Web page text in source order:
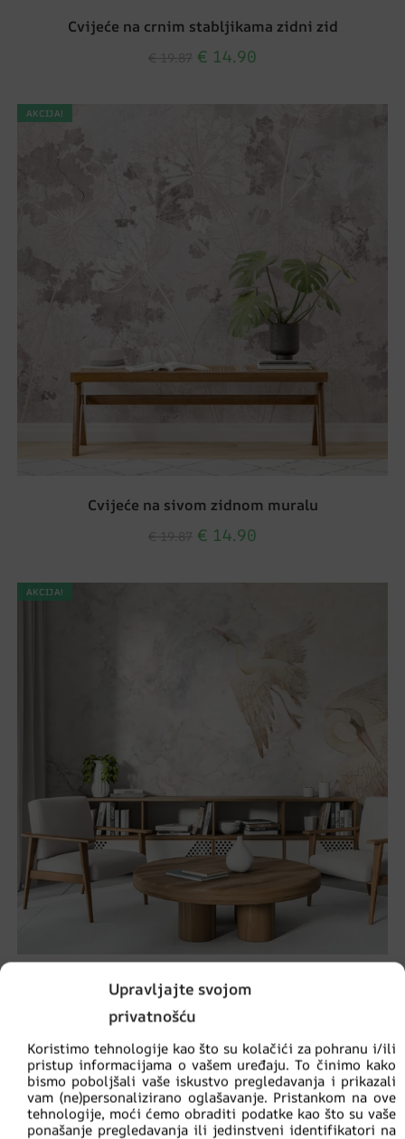
Upravljajte svojom
privatnošću
Koristimo tehnologije kao što su kolačići za pohranu i/ili
pristup informacijama o vašem uređaju. To činimo kako
bismo poboljšali vaše iskustvo pregledavanja i prikazali
vam (ne)personalizirano oglašavanje. Pristankom na ove
tehnologije, moći ćemo obraditi podatke kao što su vaše
ponašanje pregledavanja ili jedinstveni identifikatori na
Cvijeće na crnim stabljikama zidni zid
€ 14.90
AKCIJA!
Cvijeće na sivom zidnom muralu
€ 14.90
AKCIJA!
Dizalice na mramornom nebu
€19.87
AKCIJA!